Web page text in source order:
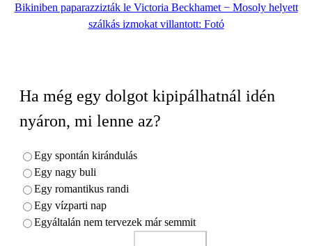
Bikiniben paparazzizták le Victoria Beckhamet − Mosoly helyett
szálkás izmokat villantott: Fotó
Ha még egy dolgot kipipálhatnál idén
nyáron, mi lenne az?
Egy spontán kirándulás
Egy nagy buli
Egy romantikus randi
Egy vízparti nap
Egyáltalán nem tervezek már semmit